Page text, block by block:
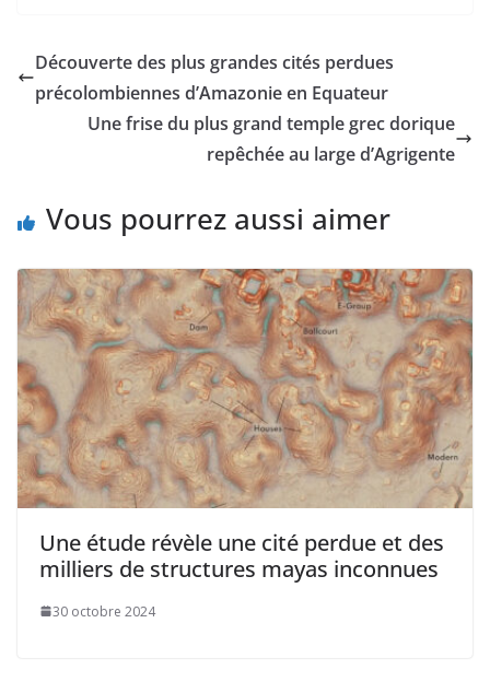
Découverte des plus grandes cités perdues
précolombiennes d’Amazonie en Equateur
Une frise du plus grand temple grec dorique
repêchée au large d’Agrigente
Vous pourrez aussi aimer
Une étude révèle une cité perdue et des
milliers de structures mayas inconnues
30 octobre 2024